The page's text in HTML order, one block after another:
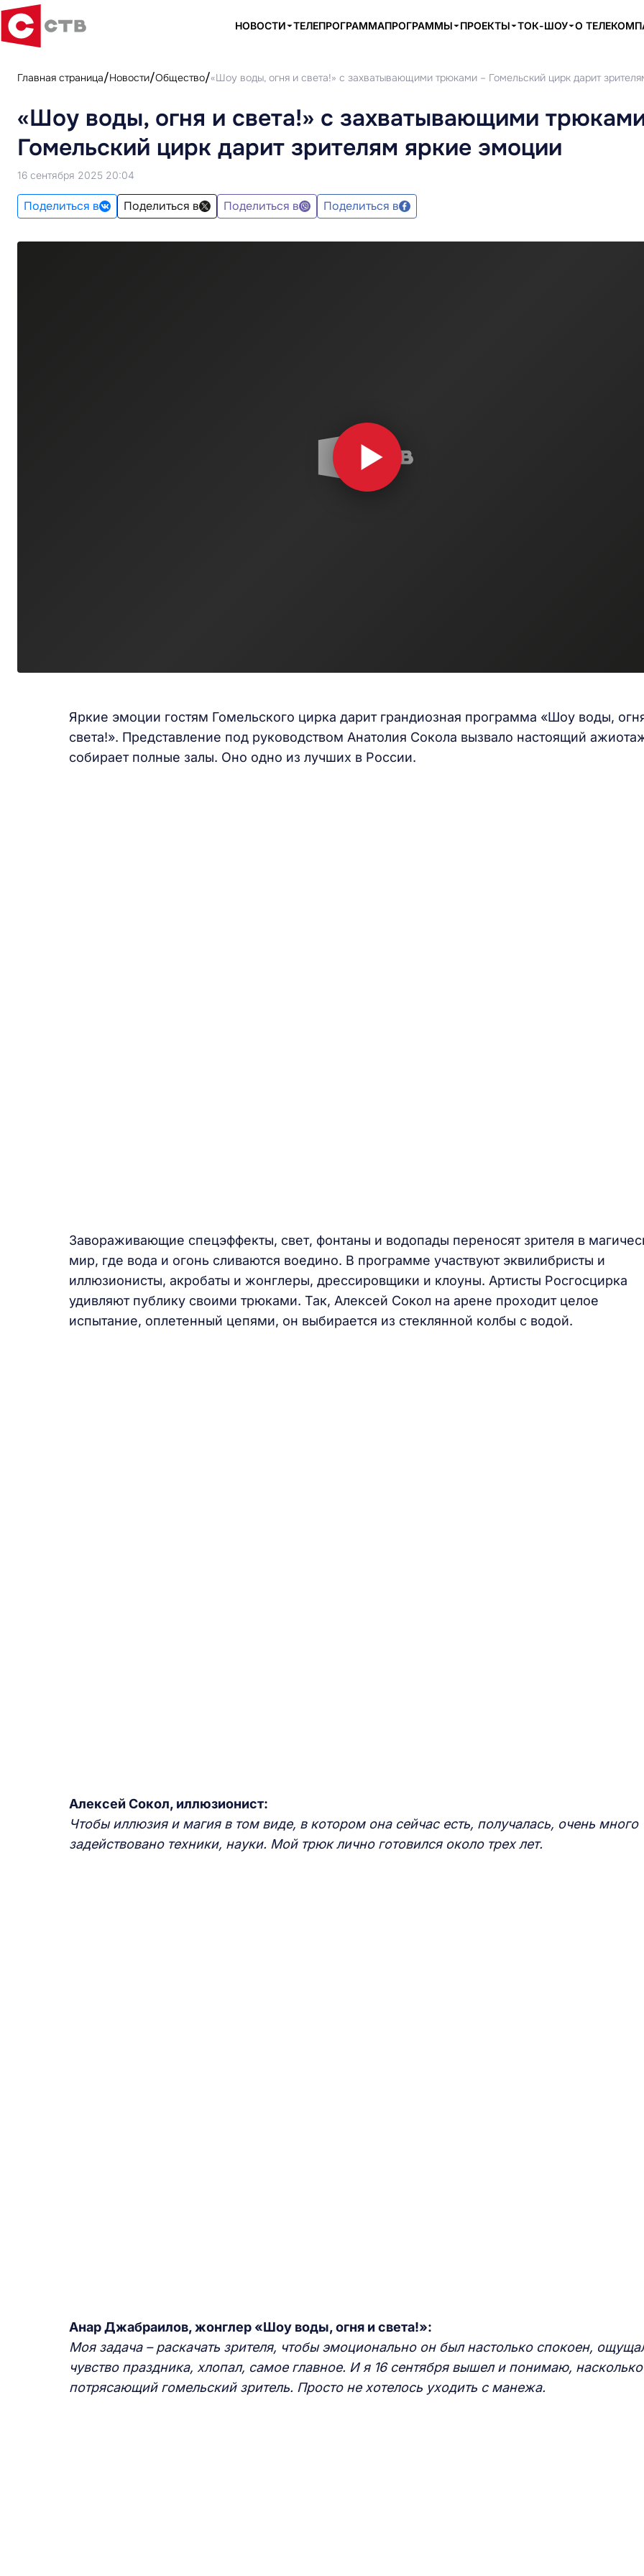
НОВОСТИ ТЕЛЕПРОГРАММАПРОГРАММЫ ПРОЕКТЫ ТОК-ШОУ О
Главная страница Новости Общество «Шоу воды, огня и света!» с захватывающими трюками – Гомельский цирк дарит
«Шоу воды, огня и света!» с захватывающими
Гомельский цирк дарит зрителям яркие эмоции
16 сентября 2025 20:04
Поделиться в Поделиться в Поделиться в Поделиться в
Яркие эмоции гостям Гомельского цирка дарит грандиозная программа «Шоу воды,
света!». Представление под руководством Анатолия Сокола вызвало настоящий
собирает полные залы. Оно одно из лучших в России.
Завораживающие спецэффекты, свет, фонтаны и водопады переносят зрителя в
мир, где вода и огонь сливаются воедино. В программе участвуют эквилибристы и
иллюзионисты, акробаты и жонглеры, дрессировщики и клоуны. Артисты Росгосцирка
удивляют публику своими трюками. Так, Алексей Сокол на арене проходит целое
испытание, оплетенный цепями, он выбирается из стеклянной колбы с водой.
Алексей Сокол, иллюзионист:
Чтобы иллюзия и магия в том виде, в котором она сейчас есть, получалась, очень много
задействовано техники, науки. Мой трюк лично готовился около трех лет.
Анар Джабраилов, жонглер «Шоу воды, огня и света!»:
Моя задача – раскачать зрителя, чтобы эмоционально он был настолько спокоен,
чувство праздника, хлопал, самое главное. И я 16 сентября вышел и понимаю, насколько
потрясающий гомельский зритель. Просто не хотелось уходить с манежа.